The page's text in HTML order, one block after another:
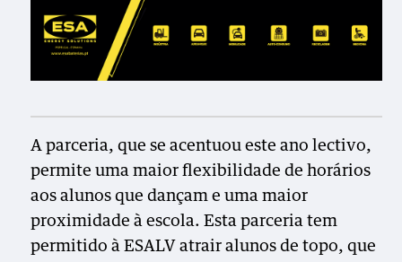
A parceria, que se acentuou este ano lectivo,
permite uma maior flexibilidade de horários
aos alunos que dançam e uma maior
proximidade à escola. Esta parceria tem
permitido à ESALV atrair alunos de topo, que